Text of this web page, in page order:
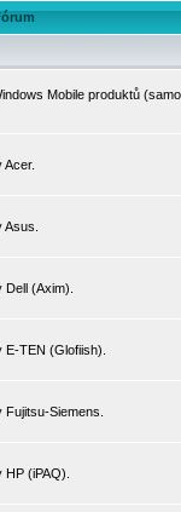
Mobile produktů
(Axim).
TEN (Glofiish).
Siemens.
(iPAQ).